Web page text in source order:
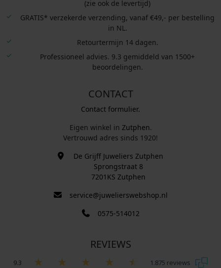
(zie ook de levertijd)
GRATIS* verzekerde verzending, vanaf €49,- per bestelling
in NL.
Retourtermijn 14 dagen.
Professioneel advies. 9.3 gemiddeld van 1500+
beoordelingen.
CONTACT
Contact formulier.
Eigen winkel in Zutphen.
Vertrouwd adres sinds 1920!
De Grijff Juweliers Zutphen
Sprongstraat 8
7201KS Zutphen
service@juwelierswebshop.nl
0575-514012
REVIEWS
9.3 1.875 reviews